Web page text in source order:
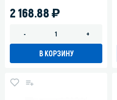
2 168.88)
- +
В КОРЗИНУ